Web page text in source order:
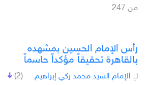
من 247
رأس الإمام الحسين بمشهده
بالقاهرة تحقيقاً مؤكداً حاسماً
(2) لـِ: الإمام السيد محمد زكي إبراهيم